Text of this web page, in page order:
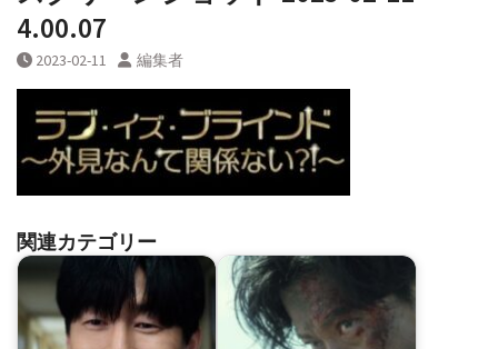
4.00.07
2023-02-11 編集者
関連カテゴリー